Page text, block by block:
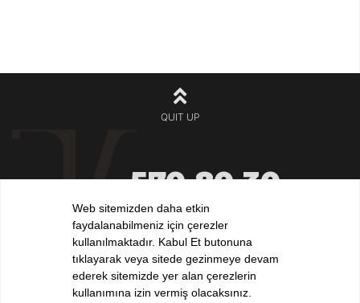
QUIT UP
570 80 30
+90 532532 32 32
iletisim@elvankilic.com
FOLLOW US !
Web sitemizden daha etkin
faydalanabilmeniz için çerezler
kullanılmaktadır. Kabul Et butonuna
tıklayarak veya sitede gezinmeye devam
ederek sitemizde yer alan çerezlerin
kullanımına izin vermiş olacaksınız.